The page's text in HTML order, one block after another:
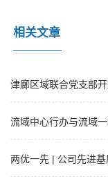
相关文章
津廊区域联合党支部
流域中心行办与流域
两优一先 | 公司先进基